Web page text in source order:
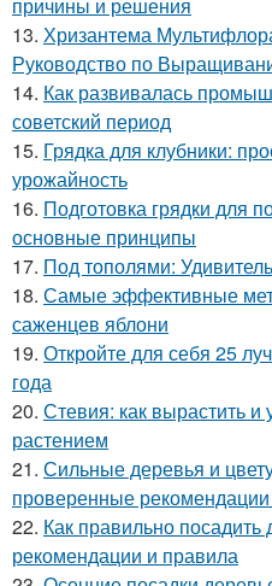
причины и решения
13. Хризантема
Руководство по
14. Как развивалась
советский период
15. Грядка для клубники:
урожайность
16. Подготовка грядки для
основные принципы
17. Под тополями:
18. Самые эффективные
саженцев яблони
19. Откройте для себя 25
года
20. Стевия: как вырастить
растением
21. Сильные деревья и
проверенные
22. Как правильно посадить
рекомендации и правила